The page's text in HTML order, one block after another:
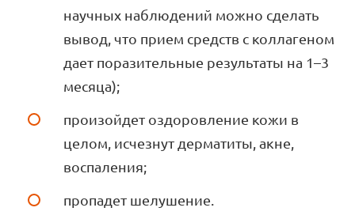
научных наблюдений можно сделать
вывод, что прием средств с коллагеном
дает поразительные результаты на 1–3
месяца);
произойдет оздоровление кожи в
целом, исчезнут дерматиты, акне,
воспаления;
пропадет шелушение.